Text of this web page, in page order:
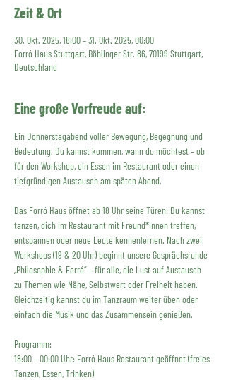
Zeit & Ort
30. Okt. 2025, 18:00 – 31. Okt. 2025, 00:00
Forró Haus Stuttgart, Böblinger Str. 86, 70199 Stuttgart,
Deutschland
Eine große Vorfreude auf:
Ein Donnerstagabend voller Bewegung, Begegnung und
Bedeutung. Du kannst kommen, wann du möchtest – ob
für den Workshop, ein Essen im Restaurant oder einen
tiefgründigen Austausch am späten Abend.
Das Forró Haus öffnet ab 18 Uhr seine Türen: Du kannst
tanzen, dich im Restaurant mit Freund*innen treffen,
entspannen oder neue Leute kennenlernen. Nach zwei
Workshops (19 & 20 Uhr) beginnt unsere Gesprächsrunde
„Philosophie & Forró“ – für alle, die Lust auf Austausch
zu Themen wie Nähe, Selbstwert oder Freiheit haben.
Gleichzeitig kannst du im Tanzraum weiter üben oder
einfach die Musik und das Zusammensein genießen.
Programm:
18:00 – 00:00 Uhr: Forró Haus Restaurant geöffnet (freies
Tanzen, Essen, Trinken)